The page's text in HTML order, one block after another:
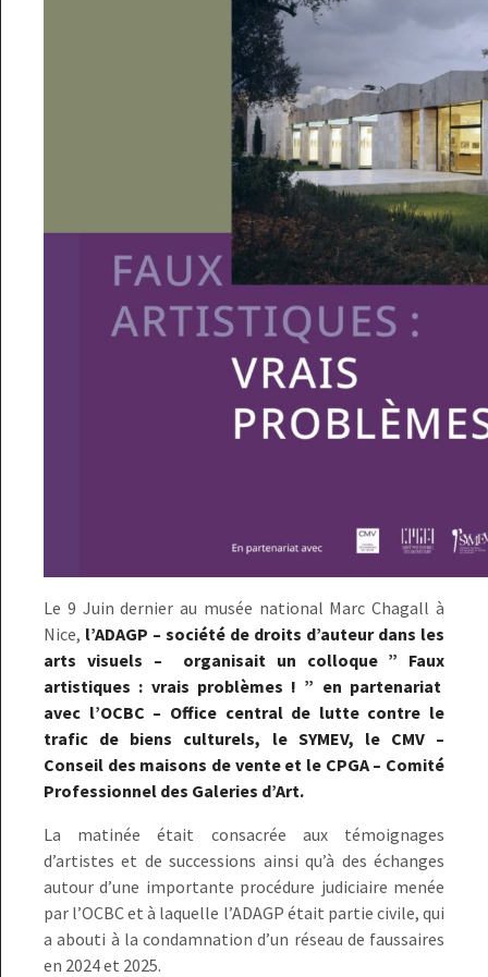
Le 9 Juin dernier au musée national Marc Chagall à
Nice, l’ADAGP – société de droits d’auteur dans les
arts visuels – organisait un colloque ” Faux
artistiques : vrais problèmes ! ” en partenariat
avec l’OCBC – Office central de lutte contre le
trafic de biens culturels, le SYMEV, le CMV –
Conseil des maisons de vente et le CPGA – Comité
Professionnel des Galeries d’Art.
La matinée était consacrée aux témoignages
d’artistes et de successions ainsi qu’à des échanges
autour d’une importante procédure judiciaire menée
par l’OCBC et à laquelle l’ADAGP était partie civile, qui
a abouti à la condamnation d’un réseau de faussaires
en 2024 et 2025.